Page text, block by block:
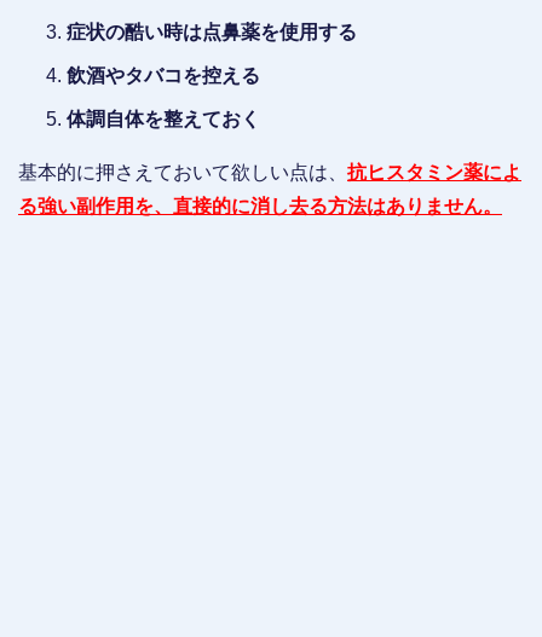
症状の酷い時は点鼻薬を使用する
飲酒やタバコを控える
体調自体を整えておく
基本的に押さえておいて欲しい点は、 抗ヒスタミン薬によ
る強い副作用を、直接的に消し去る方法はありません。